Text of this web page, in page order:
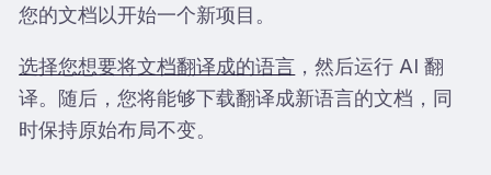
您的文档以开始一个新项目。
选择您想要将文档翻译成的语言 ，然后运行 AI 翻
译。随后，您将能够下载翻译成新语言的文档，同
时保持原始布局不变。